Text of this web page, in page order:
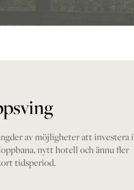
av möjligheter att investera i
nytt hotell och ännu fler
tidsperiod.